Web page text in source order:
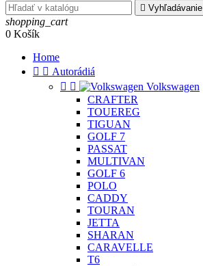
 Vyhľadávanie
shopping_cart
0 Košík
Home
  Autorádiá
 
Volkswagen
CRAFTER
TOUEREG
TIGUAN
GOLF 7
PASSAT
MULTIVAN
GOLF 6
POLO
CADDY
TOURAN
JETTA
SHARAN
CARAVELLE
T6